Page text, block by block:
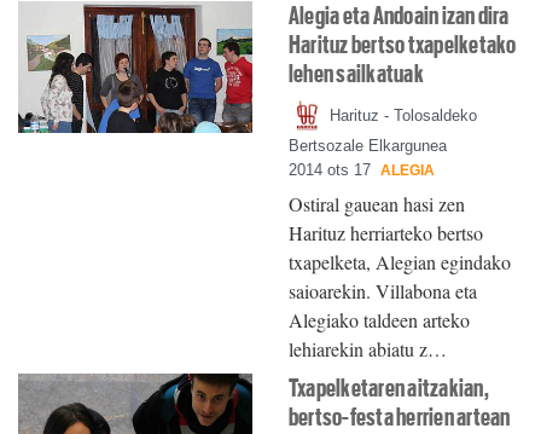
Alegia eta Andoain izan dira
Harituz bertso txapelketako
lehen sailkatuak
Harituz - Tolosaldeko
Bertsozale Elkargunea
2014 ots 17 ALEGIA
Ostiral gauean hasi zen
Harituz herriarteko bertso
txapelketa, Alegian egindako
saioarekin. Villabona eta
Alegiako taldeen arteko
lehiarekin abiatu z…
Txapelketaren aitzakian,
bertso-festa herrien artean